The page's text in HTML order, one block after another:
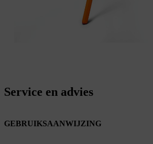
Service en advies
GEBRUIKSAANWIJZING